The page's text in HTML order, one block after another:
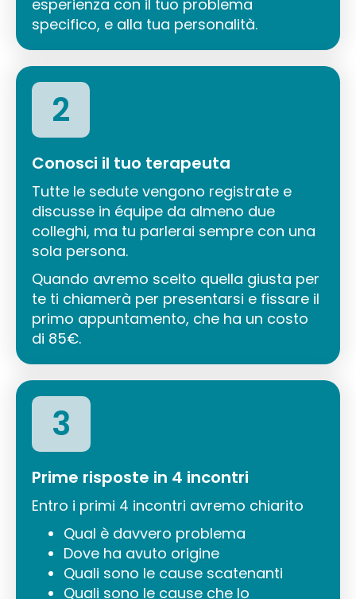
esperienza con il tuo problema
specifico, e alla tua personalità.
2
Conosci il tuo terapeuta
Tutte le sedute vengono registrate e
discusse in équipe da almeno due
colleghi, ma tu parlerai sempre con una
sola persona.
Quando avremo scelto quella giusta per
te ti chiamerà per presentarsi e fissare il
primo appuntamento, che ha un costo
di 85€.
3
Prime risposte in 4 incontri
Entro i primi 4 incontri avremo chiarito
Qual è davvero problema
Dove ha avuto origine
Quali sono le cause scatenanti
Quali sono le cause che lo